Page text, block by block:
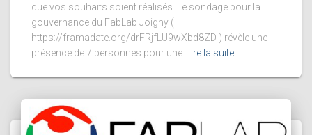
que vos souhaits soient réalisés. Le sondage pour la
gouvernance du FabLab Joigny (
https://framadate.org/drFRjfLU9wXbd8ZD ) révèle une
présence de 7 personnes pour une Lire la suite